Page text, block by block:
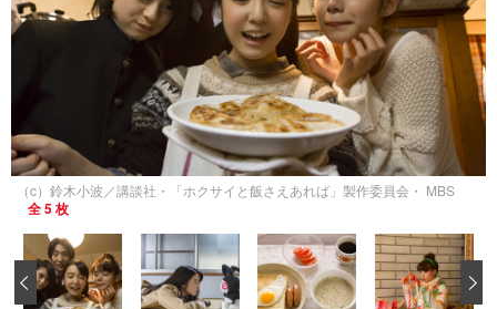
（c）鈴木小波／講談社・「ホクサイと飯さえあれば」製作委員会・ MBS
全 5 枚
‹